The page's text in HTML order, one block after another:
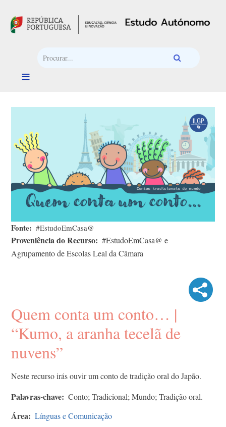
Fonte #EstudoEmCasa@
Proveniência do Recurso
#EstudoEmCasa@ e
Agrupamento de Escolas Leal da Câmara
Quem conta um conto… |
“Kumo, a aranha tecelã de
nuvens”
Neste recurso irás ouvir um conto de tradição oral do Japão.
Palavras-chave Conto; Tradicional; Mundo; Tradição oral.
Área Línguas e Comunicação